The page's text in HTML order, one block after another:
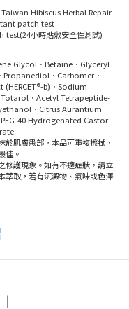
Hibiscus Herbal Repair
patch test
小時貼敷安全性測試)
Glycol．Betaine．Glyceryl
．Carbomer．
b)．Sodium
．Acetyl Tetrapeptide-
．Citrus Aurantium
40 Hydrogenated Castor
肌膚患部，本品可重複擦拭，
佳。
修護現象。如有不適症狀，請立
萃取，若有沉澱物、氣味或色澤